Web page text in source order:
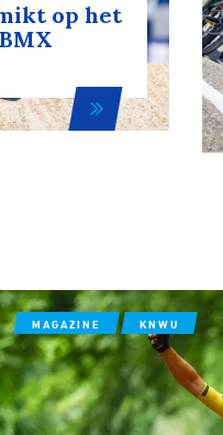
op het
MAGAZINE KNWU